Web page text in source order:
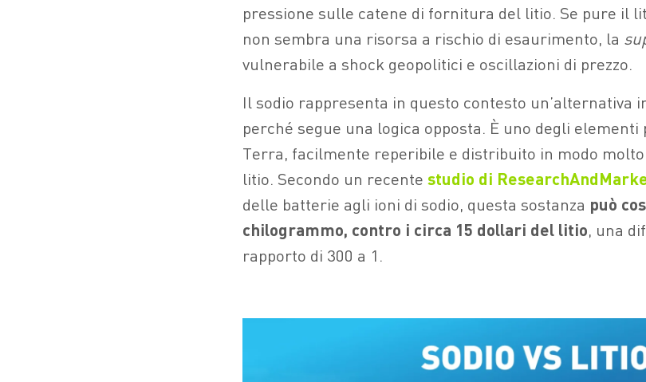
pressione sulle catene di fornitura del litio. Se pure il
non sembra una risorsa a rischio di esaurimento, la
vulnerabile a shock geopolitici e oscillazioni di prezzo.
Il sodio rappresenta in questo contesto un’alternativa
perché segue una logica opposta. È uno degli
Terra, facilmente reperibile e distribuito in modo
litio. Secondo un recente studio di
delle batterie agli ioni di sodio, questa sostanza può
chilogrammo, contro i circa 15 dollari del litio, una
rapporto di 300 a 1.